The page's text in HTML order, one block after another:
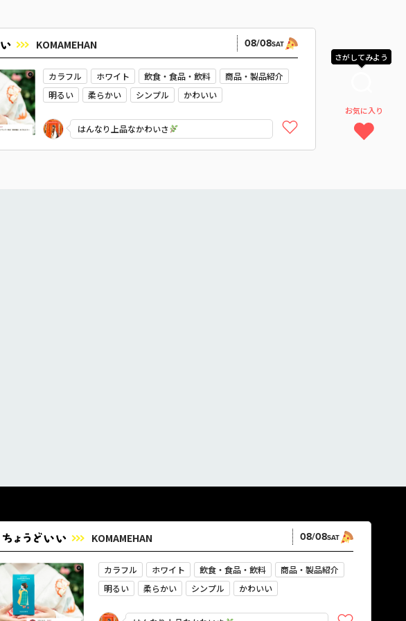
KOMAMEHAN 08/08SAT
カラフル ホワイト 飲食・食品・飲料
商品・製品紹介
明るい
柔らかい シンプル
かわいい
はんなり上品なかわいさ
さがしてみよう
お気に入り
KOMAMEHAN 08/08SAT
カラフル ホワイト 飲食・食品・飲料
商品・製品紹介
明るい
柔らかい シンプル
かわいい